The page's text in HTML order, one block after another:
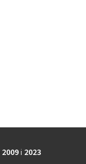
2009i 2023